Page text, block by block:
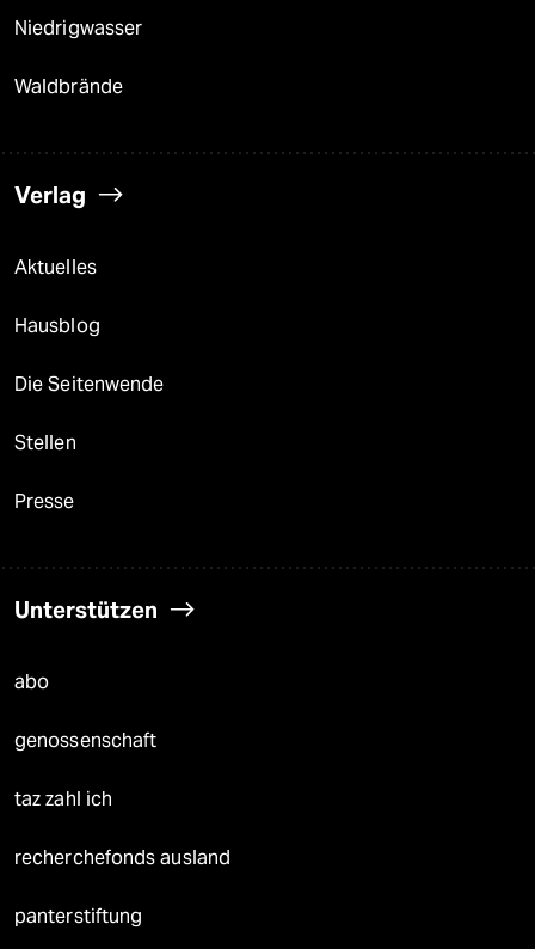
Niedrigwasser
Waldbrände
Verlag
Aktuelles
Hausblog
Die Seitenwende
Stellen
Presse
Unterstützen
abo
genossenschaft
taz zahl ich
recherchefonds ausland
panterstiftung